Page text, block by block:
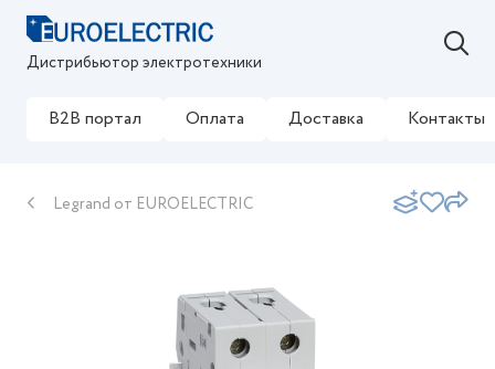
Дистрибьютор электротехники
B2B портал Оплата Доставка Контакты
Legrand от EUROELECTRIC